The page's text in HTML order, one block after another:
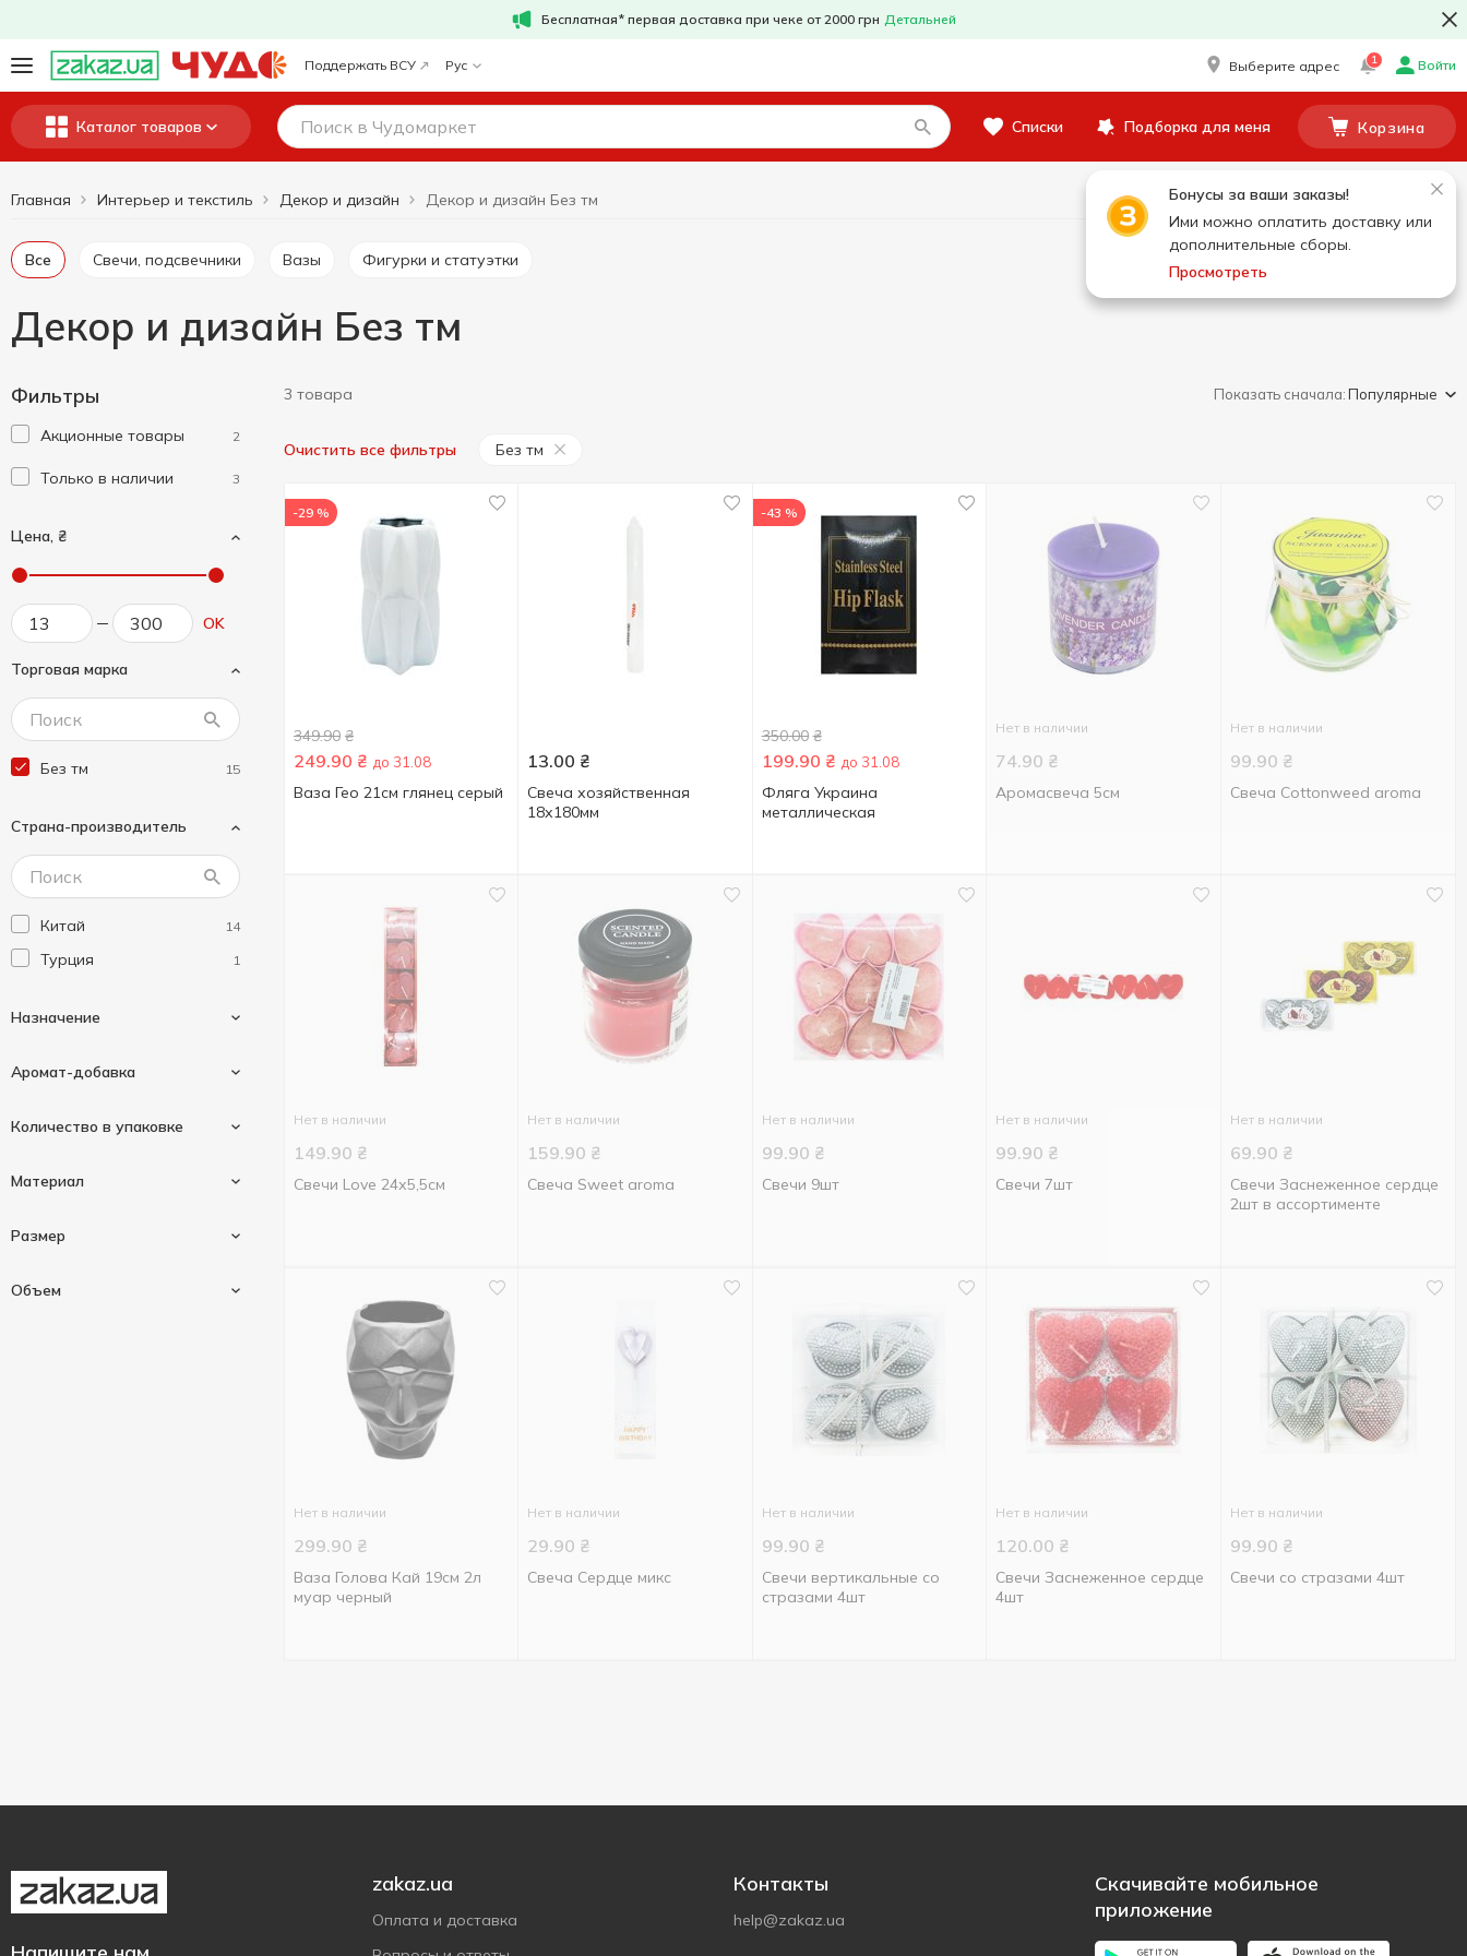
Бесплатная* первая доставка при чеке от 2000 грн Детальней
Поддержать ВСУ Рус Выберите адрес 1 Войти
Каталог товаров Списки Подборка для меня Корзина
Бонусы за ваши заказы!
Ими можно оплатить доставку или
дополнительные сборы.
Просмотреть
Главная Интерьер и текстиль Декор и дизайн Декор и дизайн Без тм
Все Свечи, подсвечники Вазы Фигурки и статуэтки
Декор и дизайн Без тм
Фильтры
Акционные товары 2
Только в наличии 3
Цена, ₴
OK
Торговая марка
Без тм 15
Страна-производитель
Китай 14
Турция 1
Назначение
Аромат-добавка
Количество в упаковке
9 шт 1
Материал
Размер
Объем
3 товара Показать сначала:Популярные
Очистить все фильтры Без тм
-29 %
349.90 ₴
249.90 ₴ до 31.08
Ваза Гео 21см глянец серый
13.00 ₴
Свеча хозяйственная
18х180мм
-43 %
350.00 ₴
199.90 ₴ до 31.08
Фляга Украина
металлическая
Нет в наличии
74.90 ₴
Аромасвеча 5см
Нет в наличии
99.90 ₴
Свеча Сottonweed aroma
Нет в наличии
149.90 ₴
Свечи Love 24х5,5см
Нет в наличии
159.90 ₴
Свеча Sweet aroma
Нет в наличии
99.90 ₴
Свечи 9шт
Нет в наличии
99.90 ₴
Свечи 7шт
Нет в наличии
69.90 ₴
Свечи Заснеженное сердце
2шт в ассортименте
Нет в наличии
299.90 ₴
Ваза Голова Кай 19см 2л
муар черный
Нет в наличии
29.90 ₴
Свеча Сердце микс
Нет в наличии
99.90 ₴
Свечи вертикальные со
стразами 4шт
Нет в наличии
120.00 ₴
Свечи Заснеженное сердце
4шт
Нет в наличии
99.90 ₴
Свечи со стразами 4шт
zakaz.ua
Оплата и доставка
Контакты
help@zakaz.ua
Скачивайте мобильное
приложение